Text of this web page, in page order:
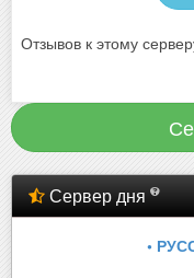
Отзывов к этому
Сервер дня
•